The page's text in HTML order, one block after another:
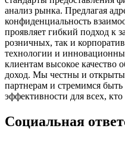
анализ рынка. Предлагая
конфиденциальность
проявляет гибкий подход к
розничных, так и
технологии и
клиентам высокое качество
доход. Мы честны и
партнерам и стремимся
эффективности для всех,
Социальная